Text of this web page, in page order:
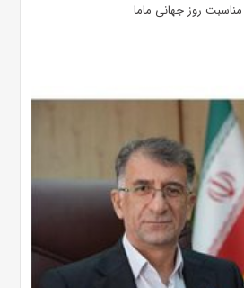
روز جهانی ماما